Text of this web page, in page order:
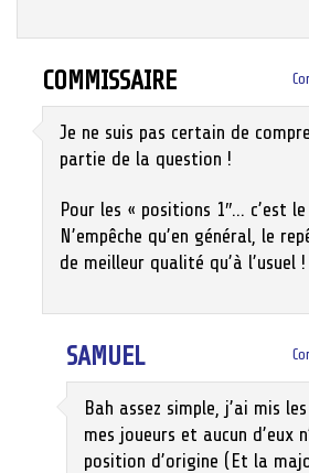
COMMISSAIRE
Je ne suis pas certain de
partie de la question !
Pour les « positions 1″… c’est
N’empêche qu’en général, le
de meilleur qualité qu’à l’usuel !
SAMUEL
Bah assez simple, j’ai mis
mes joueurs et aucun d’eux
position d’origine (Et la